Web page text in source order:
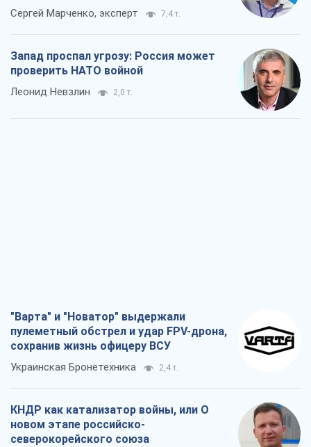
Сергей Марченко, эксперт 7,4 т.
Запад проспал угрозу: Россия может
проверить НАТО войной
Леонид Невзлин 2,0 т.
"Варта" и "Новатор" выдержали
пулеметный обстрел и удар FPV-дрона,
сохранив жизнь офицеру ВСУ
Украинская Бронетехника 2,4 т.
КНДР как катализатор войны, или О
новом этапе российско-
северокорейского союза